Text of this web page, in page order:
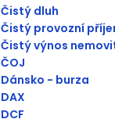
Čistý dluh
Čistý provozní
Čistý výnos
ČOJ
Dánsko - burza
DAX
DCF